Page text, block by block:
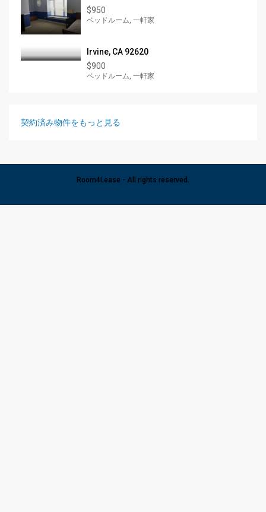
$950
ベッドルーム, 一軒家
Irvine, CA 92620
$900
ベッドルーム, 一軒家
契約済み物件をもっと見る
Room4Lease - All rights reserved.